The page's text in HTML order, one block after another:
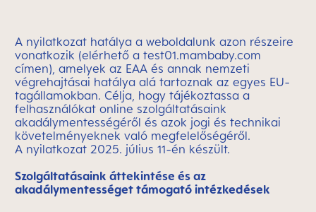
A nyilatkozat hatálya a weboldalunk azon részeire
vonatkozik (elérhető a test01.mambaby.com
címen), amelyek az EAA és annak nemzeti
végrehajtásai hatálya alá tartoznak az egyes EU-
tagállamokban. Célja, hogy tájékoztassa a
felhasználókat online szolgáltatásaink
akadálymentességéről és azok jogi és technikai
követelményeknek való megfelelőségéről.
A nyilatkozat 2025. július 11-én készült.
Szolgáltatásaink áttekintése és az
akadálymentességet támogató intézkedések